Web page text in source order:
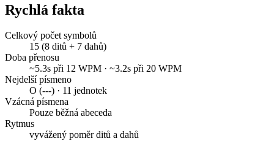
Rychlá fakta
Celkový počet symbolů
15 (8 ditů + 7 dahů)
Doba přenosu
~5.3s při 12 WPM · ~3.2s při 20 WPM
Nejdelší písmeno
O (---) · 11 jednotek
Vzácná písmena
Pouze běžná abeceda
Rytmus
vyvážený poměr ditů a dahů